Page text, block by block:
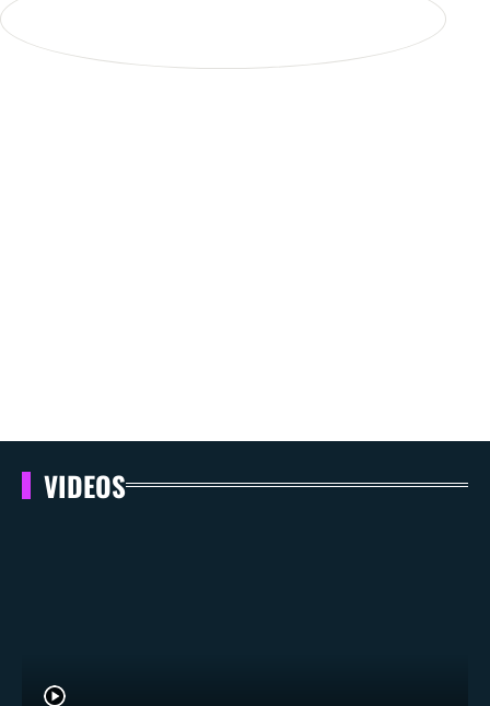
VIDEOS